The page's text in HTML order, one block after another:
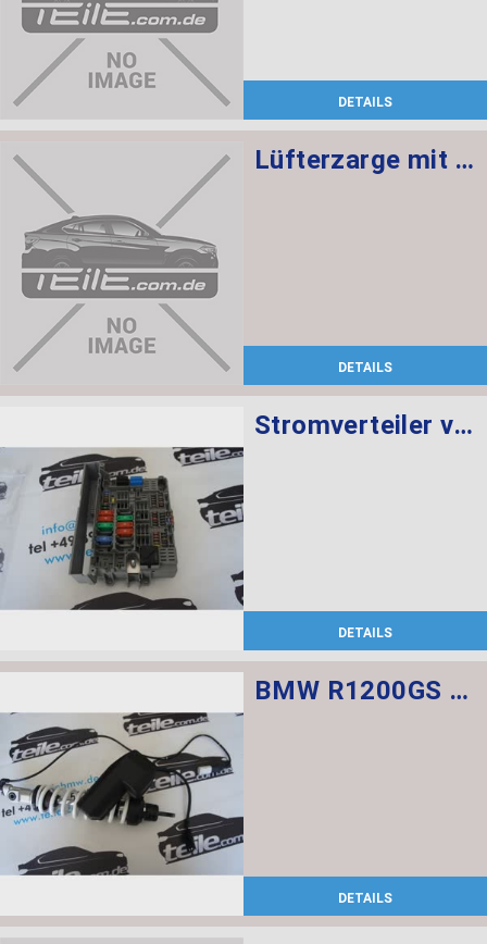
DETAILS
Lüfterzarge mit Lüfter 850W
DETAILS
Stromverteiler vorne
DETAILS
BMW R1200GS Federbein vorn ESA
DETAILS